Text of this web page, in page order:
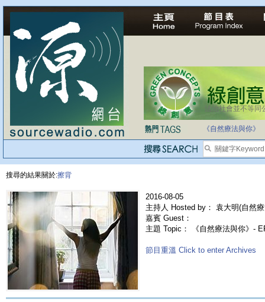
法治社會並不等同
《自然療法與你》
搜尋的結果關於:擦背
2016-08-05
主持人 Hosted by： 袁大明(自然
嘉賓 Guest：
主題 Topic： 《自然療法與你》-
節目重溫 Click to enter Archives